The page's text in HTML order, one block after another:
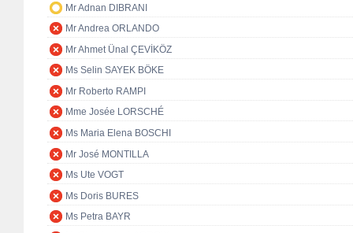
Mr Adnan DIBRANI
Mr Andrea ORLANDO
Mr Ahmet Ünal ÇEVİKÖZ
Ms Selin SAYEK BÖKE
Mr Roberto RAMPI
Mme Josée LORSCHÉ
Ms Maria Elena BOSCHI
Mr José MONTILLA
Ms Ute VOGT
Ms Doris BURES
Ms Petra BAYR